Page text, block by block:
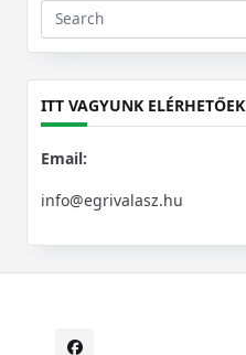
Search
for:
ITT VAGYUNK ELÉRHETŐEK
Email:
info@egrivalasz.hu